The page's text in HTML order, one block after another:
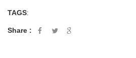
TAGS:
Share :